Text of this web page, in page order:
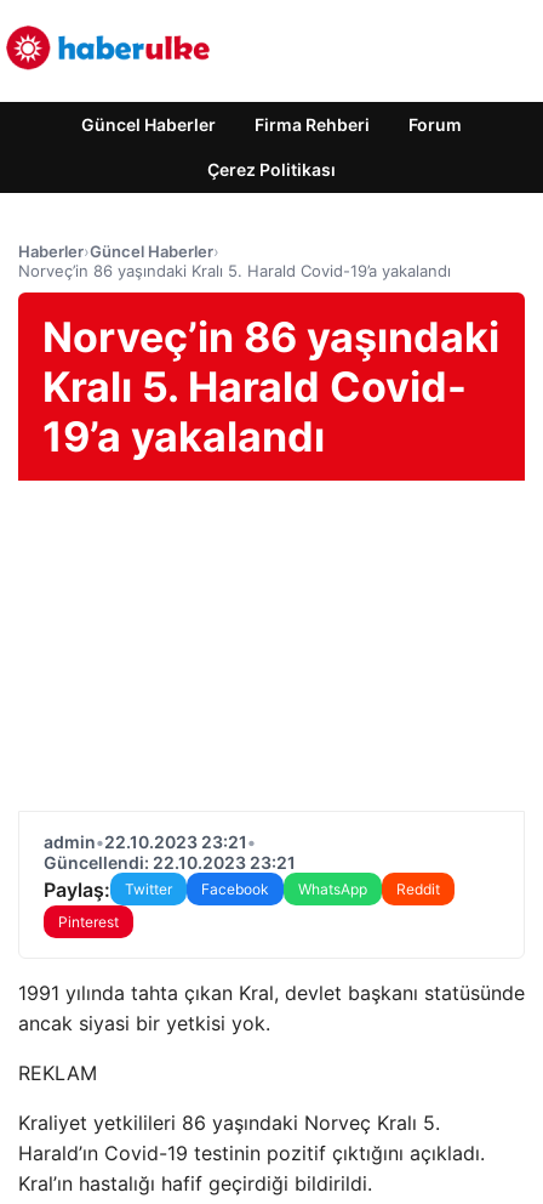
Güncel Haberler Firma Rehberi Forum
Çerez Politikası
Haberler›Güncel Haberler›
Norveç’in 86 yaşındaki Kralı 5. Harald Covid-19’a yakalandı
Norveç’in 86 yaşındaki
Kralı 5. Harald Covid-
19’a yakalandı
admin•22.10.2023 23:21•
Güncellendi: 22.10.2023 23:21
Paylaş: Twitter Facebook WhatsApp
Reddit
Pinterest
1991 yılında tahta çıkan Kral, devlet başkanı statüsünde
ancak siyasi bir yetkisi yok.
REKLAM
Kraliyet yetkilileri 86 yaşındaki Norveç Kralı 5.
Harald’ın Covid-19 testinin pozitif çıktığını açıkladı.
Kral’ın hastalığı hafif geçirdiği bildirildi.